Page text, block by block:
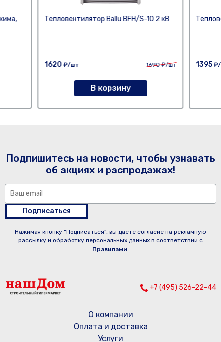
Тепловентилятор Ballu BFH/S-10 2 кВ
1620 ₽/шт 1690₽/шт
В корзину
1395
Подпишитесь на новости, чтобы узнавать
об акциях и распродажах!
Подписаться
Нажимая кнопку “Подписаться”, вы даете согласие на рекламную
рассылку и обработку персональных данных в соответствии с
Правилами.
+7 (495) 526-22-44
О компании
Оплата и доставка
Услуги